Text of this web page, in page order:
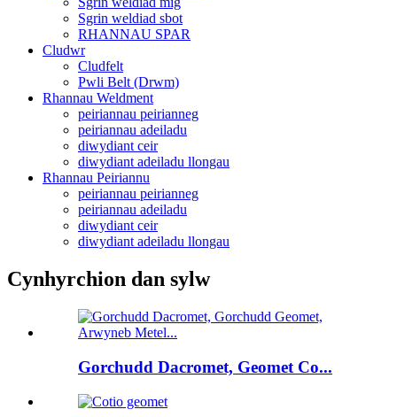
Sgrin weldiad sbot
RHANNAU SPAR
Cludwr
Cludfelt
Pwli Belt (Drwm)
Rhannau Weldment
peiriannau peirianneg
peiriannau adeiladu
diwydiant ceir
diwydiant adeiladu llongau
Rhannau Peiriannu
peiriannau peirianneg
peiriannau adeiladu
diwydiant ceir
diwydiant adeiladu llongau
Cynhyrchion dan sylw
Gorchudd Dacromet, Geomet Co...